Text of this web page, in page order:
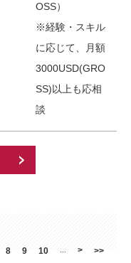
OSS）
※経験・スキル
に応じて、月額
3000USD(GRO
SS)以上も応相
談
8 9 10 > >>